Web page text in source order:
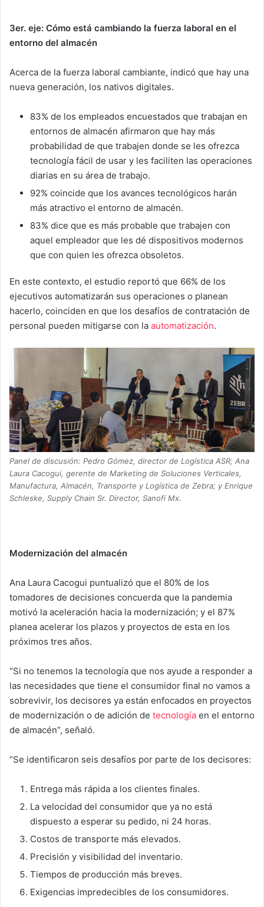
3er. eje: Cómo está cambiando la fuerza laboral en el
entorno del almacén
Acerca de la fuerza laboral cambiante, indicó que hay una
nueva generación, los nativos digitales.
83% de los empleados encuestados que trabajan en
entornos de almacén afirmaron que hay más
probabilidad de que trabajen donde se les ofrezca
tecnología fácil de usar y les faciliten las operaciones
diarias en su área de trabajo.
92% coincide que los avances tecnológicos harán
más atractivo el entorno de almacén.
83% dice que es más probable que trabajen con
aquel empleador que les dé dispositivos modernos
que con quien les ofrezca obsoletos.
En este contexto, el estudio reportó que 66% de los
ejecutivos automatizarán sus operaciones o planean
hacerlo, coinciden en que los desafíos de contratación de
personal pueden mitigarse con la automatización.
Panel de discusión: Pedro Gómez, director de Logística ASR; Ana
Laura Cacogui, gerente de Marketing de Soluciones Verticales,
Manufactura, Almacén, Transporte y Logística de Zebra; y Enrique
Schleske, Supply Chain Sr. Director, Sanofi Mx.
Modernización del almacén
Ana Laura Cacogui puntualizó que el 80% de los
tomadores de decisiones concuerda que la pandemia
motivó la aceleración hacia la modernización; y el 87%
planea acelerar los plazos y proyectos de esta en los
próximos tres años.
“Si no tenemos la tecnología que nos ayude a responder a
las necesidades que tiene el consumidor final no vamos a
sobrevivir, los decisores ya están enfocados en proyectos
de modernización o de adición de tecnología en el entorno
de almacén”, señaló.
“Se identificaron seis desafíos por parte de los decisores:
Entrega más rápida a los clientes finales.
La velocidad del consumidor que ya no está
dispuesto a esperar su pedido, ni 24 horas.
Costos de transporte más elevados.
Precisión y visibilidad del inventario.
Tiempos de producción más breves.
Exigencias impredecibles de los consumidores.